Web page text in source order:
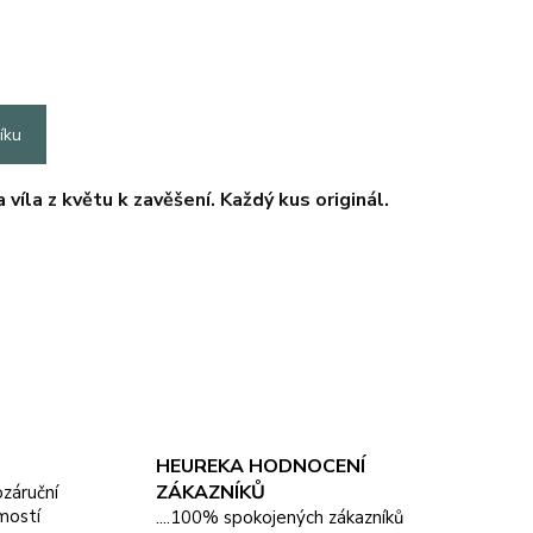
z květu k zavěšení. Každý kus originál.
HEUREKA HODNOCENÍ
ZÁKAZNÍKŮ
....100% spokojených zákazníků